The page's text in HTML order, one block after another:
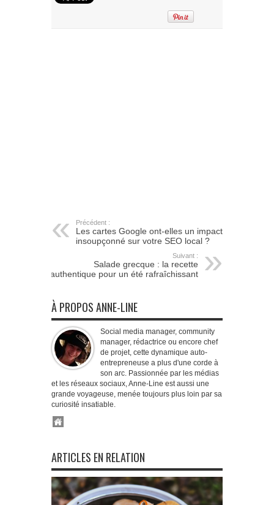
Précédent :
Les cartes Google ont-elles un impact
insoupçonné sur votre SEO local ?
Suivant :
Salade grecque : la recette
authentique pour un été rafraîchissant
À PROPOS ANNE-LINE
Social media manager, community
manager, rédactrice ou encore chef
de projet, cette dynamique auto-
entrepreneuse a plus d'une corde à
son arc. Passionnée par les médias
et les réseaux sociaux, Anne-Line est aussi une
grande voyageuse, menée toujours plus loin par sa
curiosité insatiable.
ARTICLES EN RELATION